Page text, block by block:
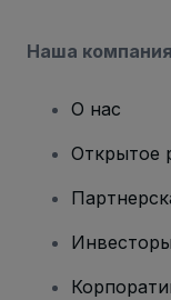
Наша компания
О нас
Открытое
Инвесторы